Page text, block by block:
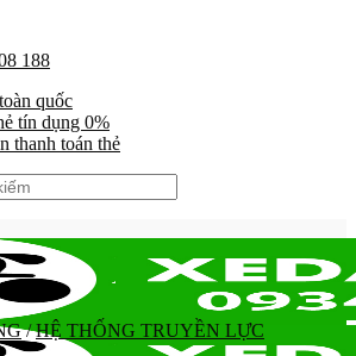
188
quốc
tín dụng 0%
thanh toán thẻ
/ HỆ THỐNG TRUYỀN LỰC